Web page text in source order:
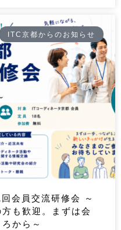
ITC京都からのお知らせ
会員交流研修会 ～
も歓迎。まずは会
から～